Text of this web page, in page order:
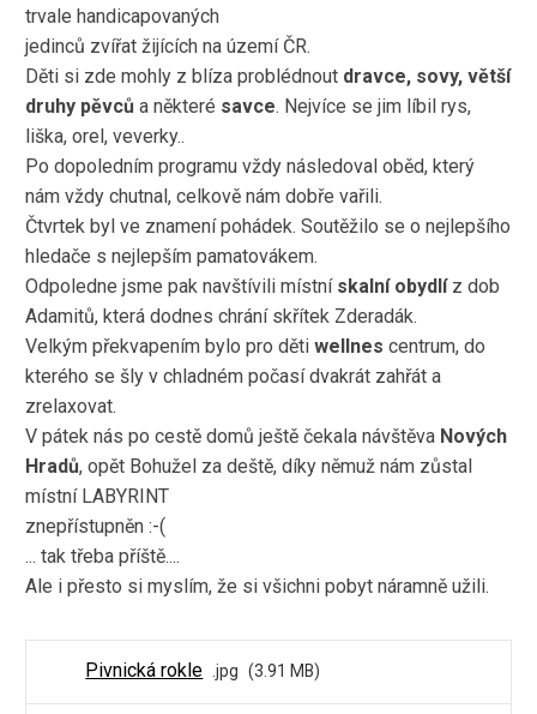
trvale handicapovaných
jedinců zvířat žijících na území ČR.
Děti si zde mohly z blíza problédnout dravce, sovy, větší
druhy pěvců a některé savce. Nejvíce se jim líbil rys,
liška, orel, veverky..
Po dopoledním programu vždy následoval oběd, který
nám vždy chutnal, celkově nám dobře vařili.
Čtvrtek byl ve znamení pohádek. Soutěžilo se o nejlepšího
hledače s nejlepším pamatovákem.
Odpoledne jsme pak navštívili místní skalní obydlí z dob
Adamitů, která dodnes chrání skřítek Zderadák.
Velkým překvapením bylo pro dětiwellnescentrum, do
kterého se šly v chladném počasí dvakrát zahřát a
zrelaxovat.
V pátek nás po cestě domů ještě čekala návštěva Nových
Hradů, opět Bohužel za deště, díky němuž nám zůstal
místní LABYRINT
znepřístupněn :-(
... tak třeba příště....
Ale i přesto si myslím, že si všichni pobyt náramně užili.
Pivnická rokle jpg 3.91 MB